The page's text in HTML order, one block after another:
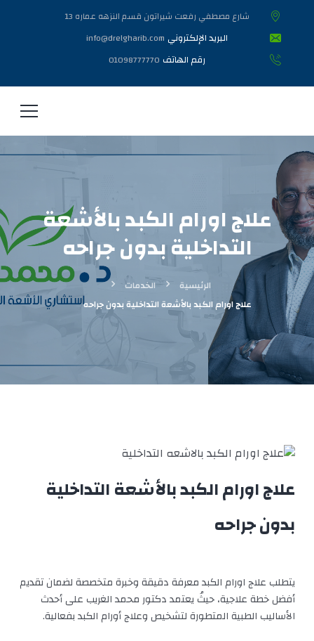
شارع مصطفي رفعت شيراتون قسم النزهه عماره 13
البريد الإلكتروني info@drelgharib.com
رقم الهاتف 01098777770
علاج اورام الكبد بالأشعة
التداخلية بدون جراحه
الرئيسية
الخدمات
علاج اورام الكبد بالأشعة التداخلية بدون جراحه
علاج اورام الكبد بالأشعة التداخلية
بدون جراحه
يتطلب علاج اورام الكبد معرفة دقيقة وخبرة متخصصة لضمان تقديم
أفضل خطة علاجية، حيثُ يعتمد دكتور محمد الغريب على أحدث
الأساليب الطبية المتطورة لتشخيص وعلاج أورام الكبد بفعالية.